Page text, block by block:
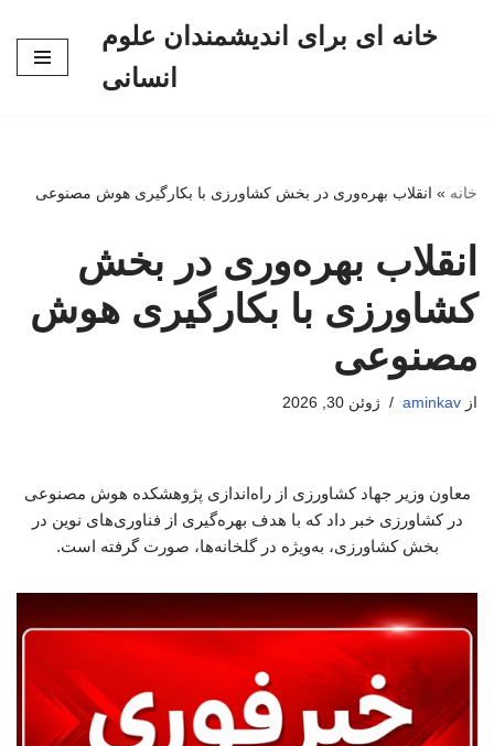
خانه ای برای اندیشمندان علوم
انسانی
خانه » انقلاب بهره‌وری در بخش کشاورزی با بکارگیری هوش مصنوعی
انقلاب بهره‌وری در بخش
کشاورزی با بکارگیری هوش
مصنوعی
از aminkav ژوئن 30, 2026
معاون وزیر جهاد کشاورزی از راه‌اندازی پژوهشکده هوش مصنوعی
در کشاورزی خبر داد که با هدف بهره‌گیری از فناوری‌های نوین در
بخش کشاورزی، به‌ویژه در گلخانه‌ها، صورت گرفته است.